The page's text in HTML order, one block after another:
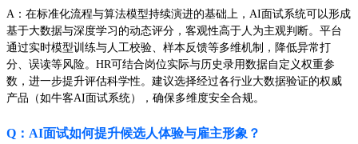
A：在标准化流程与算法模型持续演进的基础上，AI面试系统可以形成
基于大数据与深度学习的动态评分，客观性高于人为主观判断。平台
通过实时模型训练与人工校验、样本反馈等多维机制，降低异常打
分、误读等风险。HR可结合岗位实际与历史录用数据自定义权重参
数，进一步提升评估科学性。建议选择经过各行业大数据验证的权威
产品（如牛客AI面试系统），确保多维度安全合规。
Q：AI面试如何提升候选人体验与雇主形象？